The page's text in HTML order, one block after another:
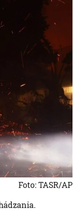
Foto: TASR/AP